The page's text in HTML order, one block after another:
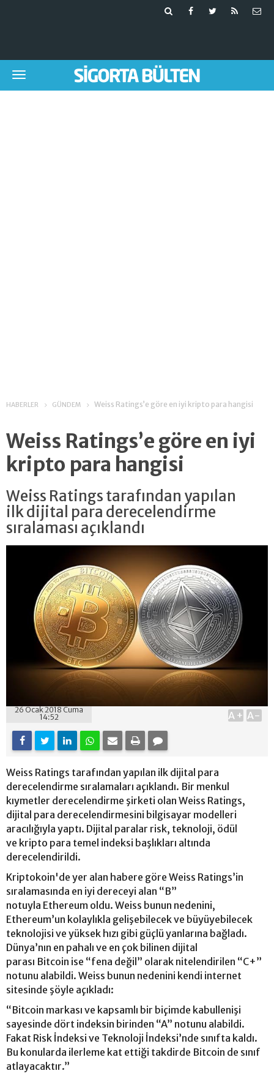
HABERLER GÜNDEM Weiss Ratings’e göre en iyi kripto para hangisi
Weiss Ratings’e göre en iyi
kripto para hangisi
Weiss Ratings tarafından yapılan
ilk dijital para derecelendirme
sıralaması açıklandı
26 Ocak 2018 Cuma
14:52
A+ A-
Weiss Ratings tarafından yapılan ilk dijital para
derecelendirme sıralamaları açıklandı. Bir menkul
kıymetler derecelendirme şirketi olan Weiss Ratings,
dijital para derecelendirmesini bilgisayar modelleri
aracılığıyla yaptı. Dijital paralar risk, teknoloji, ödül
ve kripto para temel indeksi başlıkları altında
derecelendirildi.
Kriptokoin'de yer alan habere göre Weiss Ratings’in
sıralamasında en iyi dereceyi alan “B”
notuyla Ethereum oldu. Weiss bunun nedenini,
Ethereum’un kolaylıkla gelişebilecek ve büyüyebilecek
teknolojisi ve yüksek hızı gibi güçlü yanlarına bağladı.
Dünya’nın en pahalı ve en çok bilinen dijital
parası Bitcoin ise “fena değil” olarak nitelendirilen “C+”
notunu alabildi. Weiss bunun nedenini kendi internet
sitesinde şöyle açıkladı:
“Bitcoin markası ve kapsamlı bir biçimde kabullenişi
sayesinde dört indeksin birinden “A” notunu alabildi.
Fakat Risk İndeksi ve Teknoloji İndeksi’nde sınıfta kaldı.
Bu konularda ilerleme kat ettiği takdirde Bitcoin de sınıf
atlayacaktır.”